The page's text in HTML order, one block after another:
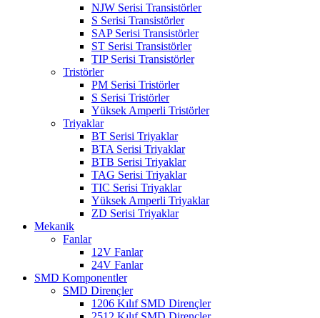
NJW Serisi Transistörler
S Serisi Transistörler
SAP Serisi Transistörler
ST Serisi Transistörler
TIP Serisi Transistörler
Tristörler
PM Serisi Tristörler
S Serisi Tristörler
Yüksek Amperli Tristörler
Triyaklar
BT Serisi Triyaklar
BTA Serisi Triyaklar
BTB Serisi Triyaklar
TAG Serisi Triyaklar
TIC Serisi Triyaklar
Yüksek Amperli Triyaklar
ZD Serisi Triyaklar
Mekanik
Fanlar
12V Fanlar
24V Fanlar
SMD Komponentler
SMD Dirençler
1206 Kılıf SMD Dirençler